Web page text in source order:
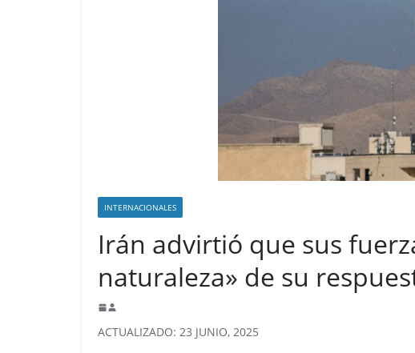
INTERNACIONALES
Irán advirtió que sus
naturaleza» de su
ACTUALIZADO: 23 JUNIO, 2025